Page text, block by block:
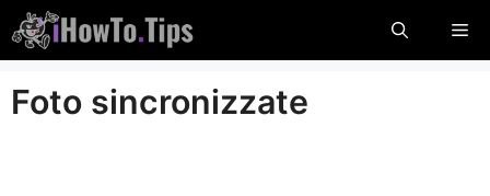
Salta
al
contenuto
Foto sincronizzate